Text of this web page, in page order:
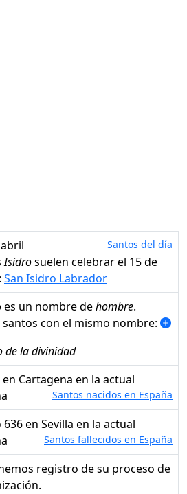
Santos del día
Isidrosuelen celebrar el 15 de
San Isidro Labrador
es un nombre dehombre.
con el mismo nombre:
de la divinidad
Santos nacidos en España
Santos fallecidos en España
registro de su proceso de